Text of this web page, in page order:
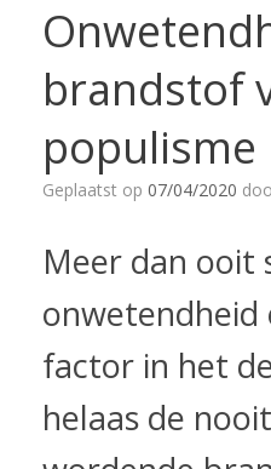
brandstof
populisme
Geplaatst op 07/04/2020
Meer dan ooit
onwetendheid
factor in het
helaas de